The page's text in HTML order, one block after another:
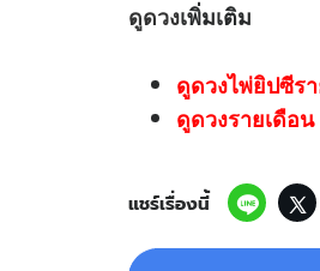
ดูดวงเพิ่มเติม
ดูดวงไพ่ยิปซีร
ดูดวงรายเดือ
แชร์เรื่องนี้